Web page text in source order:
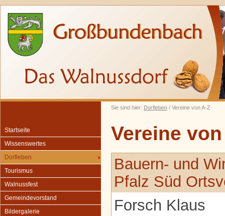
Sie sind hier: Dorfleben / Vereine von A-Z
Startseite
Wissenswertes
Dorfleben
Tourismus
Walnussfest
Gemeindevorstand
Bildergalerie
Vereine
Bauern- und
Pfalz Süd
Forsch Klaus